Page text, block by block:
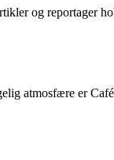
og reportager
atmosfære er